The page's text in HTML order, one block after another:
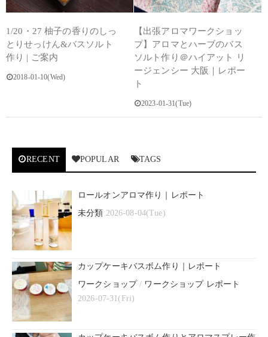
1/20・27 柚子の香りのしっ
とりせっけん&バスソルト
作り | ご案内
2018-01-10(Wed)
【出張アロマワークショッ
プ】アロマとハーブのバス
ソルト作り＠ハイアット リ
ージェンシー 大阪｜レポー
ト
2023-01-31(Tue)
RECENT POPULAR TAGS
ロールオンアロマ作り｜レポート
未分類 2026-08-04(Tue)
カップケーキバスボム作り｜レポート
ワークショップ/ ワークショップ レポート
2026-07-31(Fri)